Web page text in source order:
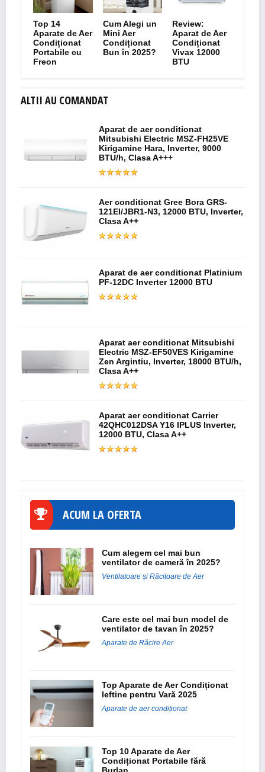
Top 14
Aparate de Aer
Condiționat
Portabile cu
Freon
Cum Alegi un
Mini Aer
Condiționat
Bun în 2025?
Review:
Aparat de Aer
Condiționat
Vivax 12000
BTU
ALTII AU COMANDAT
Aparat de aer conditionat
Mitsubishi Electric MSZ-FH25VE
Kirigamine Hara, Inverter, 9000
BTU/h, Clasa A+++
Aer conditionat Gree Bora GRS-
121EI/JBR1-N3, 12000 BTU, Inverter,
Clasa A++
Aparat de aer conditionat Platinium
PF-12DC Inverter 12000 BTU
Aparat aer conditionat Mitsubishi
Electric MSZ-EF50VES Kirigamine
Zen Argintiu, Inverter, 18000 BTU/h,
Clasa A++
Aparat aer conditionat Carrier
42QHC012DSA Y16 IPLUS Inverter,
12000 BTU, Clasa A++
ACUM LA OFERTA
Cum alegem cel mai bun
ventilator de cameră în 2025?
Ventilatoare și Răcitoare de Aer
Care este cel mai bun model de
ventilator de tavan în 2025?
Aparate de Răcire Aer
Top Aparate de Aer Condiționat
Ieftine pentru Vară 2025
Aparate de aer condiționat
Top 10 Aparate de Aer
Condiționat Portabile fără
Burlan